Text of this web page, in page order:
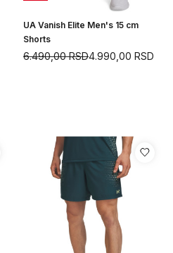
UA Vanish Elite Men's 15 cm
Shorts
4.990,00 RSD
6.490,00RSD